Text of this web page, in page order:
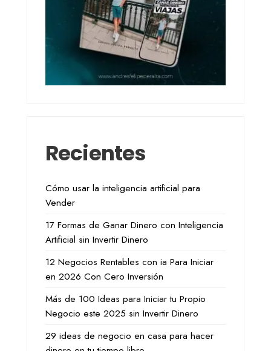
Recientes
Cómo usar la inteligencia artificial para
Vender
17 Formas de Ganar Dinero con Inteligencia
Artificial sin Invertir Dinero
12 Negocios Rentables con ia Para Iniciar
en 2026 Con Cero Inversión
Más de 100 Ideas para Iniciar tu Propio
Negocio este 2025 sin Invertir Dinero
29 ideas de negocio en casa para hacer